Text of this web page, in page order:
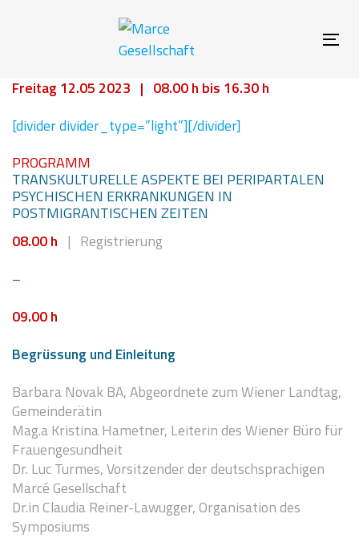
Zum
springen
Freitag 12.05 2023 | 08.00 h bis 16.30 h
[divider divider_type=”light”][/divider]
PROGRAMM
TRANSKULTURELLE ASPEKTE BEI PERIPARTALEN
PSYCHISCHEN ERKRANKUNGEN IN
POSTMIGRANTISCHEN ZEITEN
08.00 h | Registrierung
–
09.00 h
Begrüssung und Einleitung
Barbara Novak BA, Abgeordnete zum Wiener Landtag,
Gemeinderätin
Mag.a Kristina Hametner, Leiterin des Wiener Büro für
Frauengesundheit
Dr. Luc Turmes, Vorsitzender der deutschsprachigen
Marcé Gesellschaft
Dr.in Claudia Reiner-Lawugger, Organisation des
Symposiums